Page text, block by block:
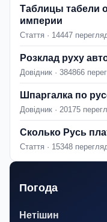
Таблицы табели
империи
Стаття · 14447
Розклад руху
Довідник · 384866
Шпаргалка по
Довідник · 20175
Сколько Русь
Стаття · 15348
Погода
Нетішин